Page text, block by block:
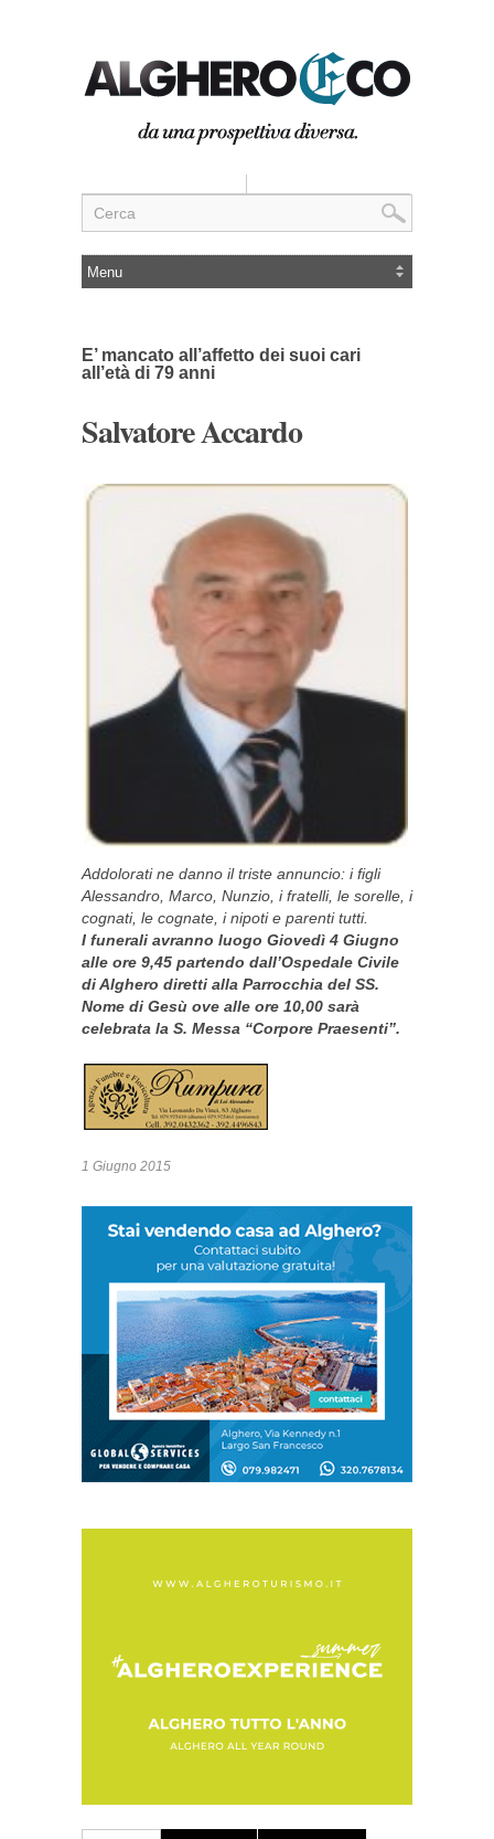
E’ mancato all’affetto dei suoi cari
all’età di 79 anni
Salvatore Accardo
Addolorati ne danno il triste annuncio: i figli
Alessandro, Marco, Nunzio, i fratelli, le sorelle, i
cognati, le cognate, i nipoti e parenti tutti.
I funerali avranno luogo Giovedì 4 Giugno
alle ore 9,45 partendo dall’Ospedale Civile
di Alghero diretti alla Parrocchia del SS.
Nome di Gesù ove alle ore 10,00 sarà
celebrata la S. Messa “Corpore Praesenti”.
1 Giugno 2015